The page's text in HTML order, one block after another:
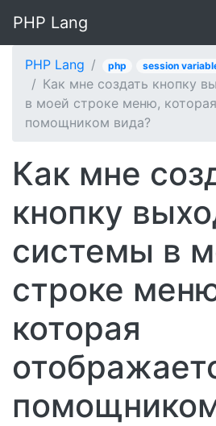
PHP Lang
PHP Lang php session
Как мне создать кнопку
в моей строке меню,
помощником вида?
Как мне
кнопку
системы в
строке
которая